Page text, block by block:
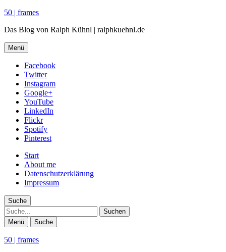
50 | frames
Das Blog von Ralph Kühnl | ralphkuehnl.de
Menü
Facebook
Twitter
Instagram
Google+
YouTube
LinkedIn
Flickr
Spotify
Pinterest
Start
About me
Datenschutzerklärung
Impressum
Suche
Suche
Menü Suche
50 | frames